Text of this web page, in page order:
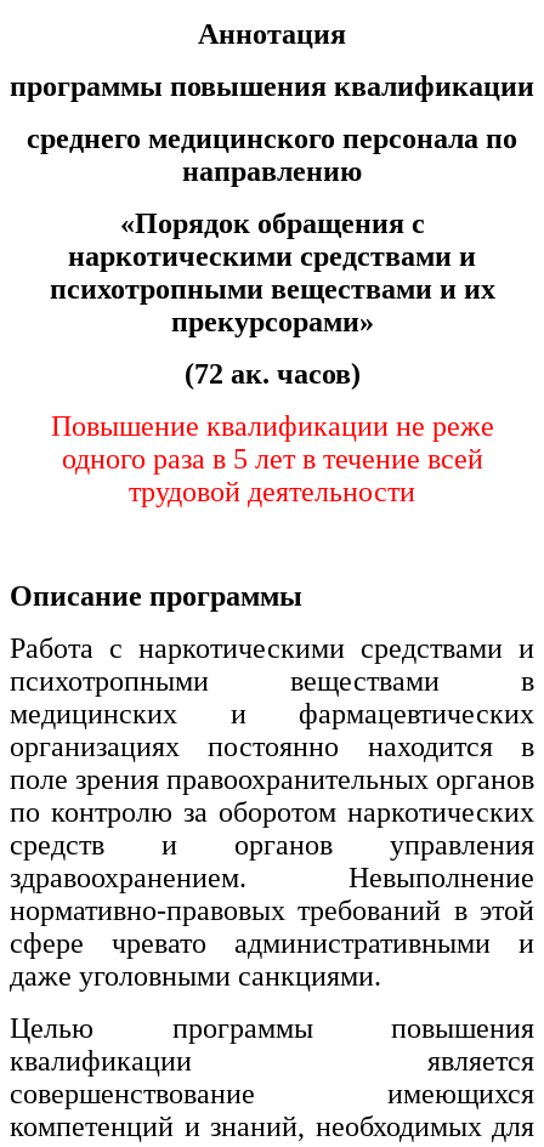
Сервис и туризм
Изобразительное и прикладные виды
Средства массовой информации и
информативно-библиотечное дело
Управление в технических системах
Ветеринария и зоотехника
Подготовка к периодической
Основные Услуги
Дополнительные Услуги
Аннотация
программы повышения квалификации
среднего медицинского персонала по
направлению
«Порядок обращения с
наркотическими средствами и
психотропными веществами и их
прекурсорами»
(72 ак. часов)
Повышение квалификации не реже
одного раза в 5 лет в течение всей
трудовой деятельности
Описание программы
Работа с наркотическими средствами и
психотропными веществами в
медицинских и фармацевтических
организациях постоянно находится в
поле зрения правоохранительных органов
по контролю за оборотом наркотических
средств и органов управления
здравоохранением. Невыполнение
нормативно-правовых требований в этой
сфере чревато административными и
даже уголовными санкциями.
Целью программы повышения
квалификации является
совершенствование имеющихся
компетенций и знаний, необходимых для